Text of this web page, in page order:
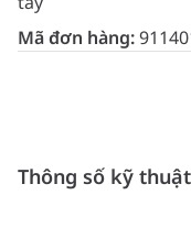
Mã đơn hàng:
Thông số kỹ thuật